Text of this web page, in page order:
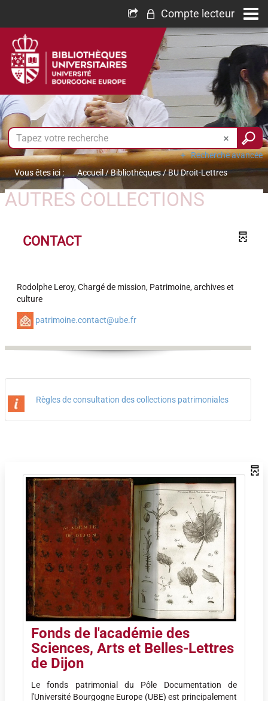
Compte lecteur
Recherche avancée
Vous êtes ici :
Accueil /Bibliothèques/BU Droit-Lettres
AUTRES COLLECTIONS
CONTACT
Rodolphe Leroy, Chargé de mission, Patrimoine, archives et
culture
patrimoine.contact@ube.fr
Règles de consultation des collections patrimoniales
Fonds de l'académie des
Sciences, Arts et Belles-Lettres
de Dijon
Le fonds patrimonial du Pôle Documentation de
l'Université Bourgogne Europe (UBE) est principalement